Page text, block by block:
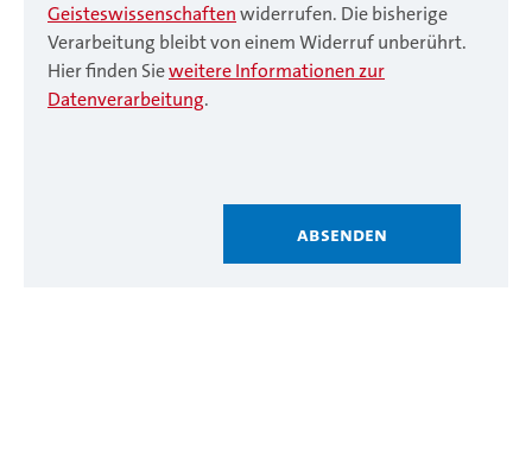
Geisteswissenschaftenwiderrufen. Die bisherige
Verarbeitung bleibt von einem Widerruf unberührt.
Hier finden Sieweitere Informationen zur
Datenverarbeitung.
Absenden